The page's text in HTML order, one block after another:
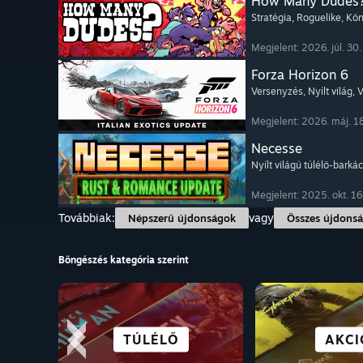
Stratégia, Roguelike,
Megjelent: 2026. júl. 30.
Forza Horizon 6
Versenyzés, Nyílt világ,
Megjelent: 2026. máj.
Necesse
Nyílt világú túlélő-
Megjelent: 2025. okt.
Továbbiak:
Népszerű újdonságok vagy Összes
Böngészés kategória szerint
TÚLÉLŐ
TÖRTÉNETGAZDAG
SZIMULÁCIÓ
ANIME